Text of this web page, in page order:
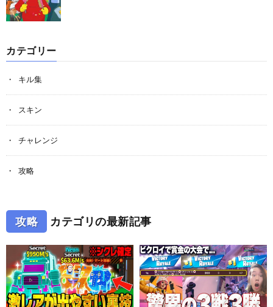
カテゴリー
キル集
スキン
チャレンジ
攻略
攻略 カテゴリの最新記事